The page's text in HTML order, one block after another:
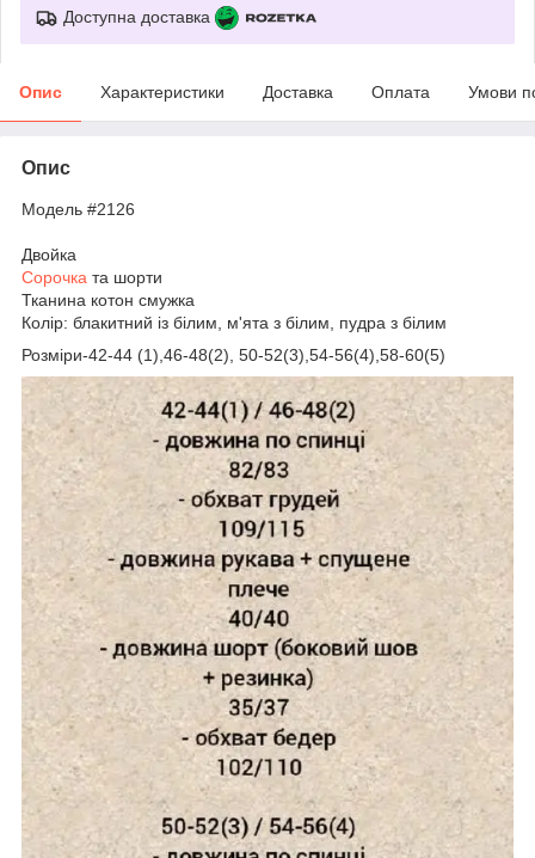
Доступна доставка
Опис Характеристики Доставка Оплата Умови
Опис
Модель #2126
Двойка
Сорочка та шорти
Тканина котон смужка
Колір: блакитний із білим, м'ята з білим, пудра з білим
Розміри-42-44 (1),46-48(2), 50-52(3),54-56(4),58-60(5)